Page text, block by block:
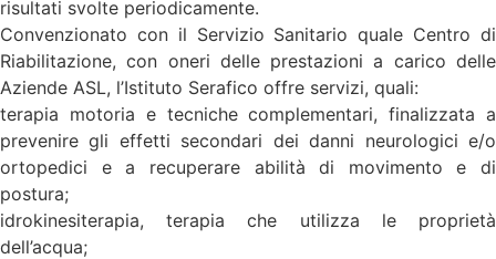
risultati svolte periodicamente.
Convenzionato con il Servizio Sanitario quale Centro di
Riabilitazione, con oneri delle prestazioni a carico delle
Aziende ASL, l’Istituto Serafico offre servizi, quali:
terapia motoria e tecniche complementari, finalizzata a
prevenire gli effetti secondari dei danni neurologici e/o
ortopedici e a recuperare abilità di movimento e di
postura;
idrokinesiterapia, terapia che utilizza le proprietà
dell’acqua;